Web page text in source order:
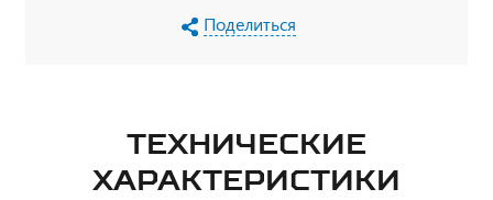
Поделиться
ТЕХНИЧЕСКИЕ
ХАРАКТЕРИСТИКИ